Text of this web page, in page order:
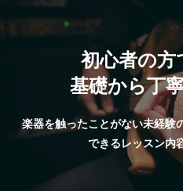
初心者の方
基礎から丁
楽器を触ったことがない未経験
できるレッスン内